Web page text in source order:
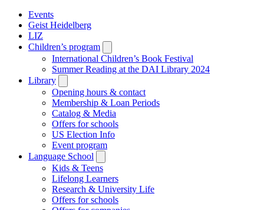
Events
Geist Heidelberg
LIZ
Children’s program
submenu
International Children’s Book Festival
Summer Reading at the DAI Library 2024
Library
submenu
Opening hours & contact
Membership & Loan Periods
Catalog & Media
Offers for schools
US Election Info
Event program
Language School
submenu
Kids & Teens
Lifelong Learners
Research & University Life
Offers for schools